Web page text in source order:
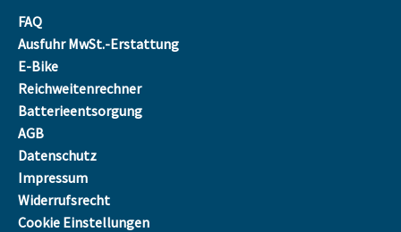
FAQ
Ausfuhr MwSt.-Erstattung
E-Bike
Reichweitenrechner
Batterieentsorgung
AGB
Datenschutz
Impressum
Widerrufsrecht
Cookie Einstellungen